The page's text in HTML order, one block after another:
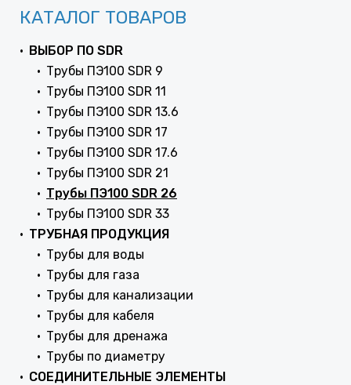
КАТАЛОГ ТОВАРОВ
ВЫБОР ПО SDR
Трубы ПЭ100 SDR 9
Трубы ПЭ100 SDR 11
Трубы ПЭ100 SDR 13.6
Трубы ПЭ100 SDR 17
Трубы ПЭ100 SDR 17.6
Трубы ПЭ100 SDR 21
Трубы ПЭ100 SDR 26
Трубы ПЭ100 SDR 33
ТРУБНАЯ ПРОДУКЦИЯ
Трубы для воды
Трубы для газа
Трубы для канализации
Трубы для кабеля
Трубы для дренажа
Трубы по диаметру
СОЕДИНИТЕЛЬНЫЕ ЭЛЕМЕНТЫ